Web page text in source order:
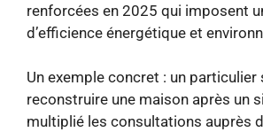
renforcées en 2025 qui imposent
d’efficience énergétique et
Un exemple concret : un particulier
reconstruire une maison après un
multiplié les consultations auprès